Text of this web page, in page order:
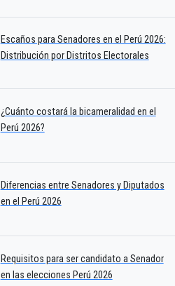
Escaños para Senadores en el Perú 2026:
Distribución por Distritos Electorales
¿Cuánto costará la bicameralidad en el
Perú 2026?
Diferencias entre Senadores y Diputados
en el Perú 2026
Requisitos para ser candidato a Senador
en las elecciones Perú 2026